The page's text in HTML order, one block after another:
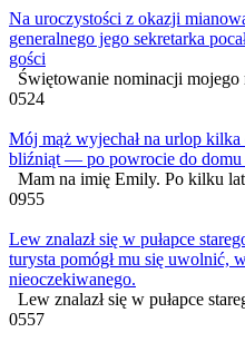
Na uroczystości z okazji
generalnego jego sekretarka
gości
Świętowanie nominacji mojego
0524
Mój mąż wyjechał na urlop
bliźniąt — po powrocie do domu
Mam na imię Emily. Po kilku
0955
Lew znalazł się w pułapce
turysta pomógł mu się uwolnić,
nieoczekiwanego.
Lew znalazł się w pułapce
0557